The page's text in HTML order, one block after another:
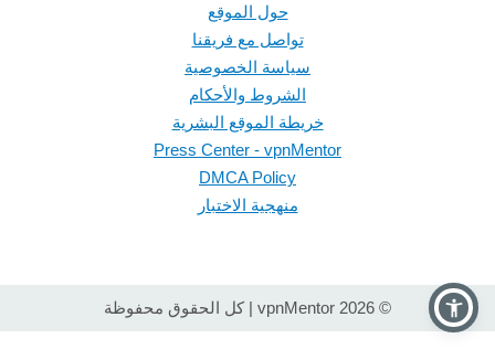
حول الموقع
تواصل مع فريقنا
سياسة الخصوصية
الشروط والأحكام
خريطة الموقع البشرية
Press Center - vpnMentor
DMCA Policy
منهجية الاختبار
© 2026 vpnMentor | كل الحقوق محفوظة